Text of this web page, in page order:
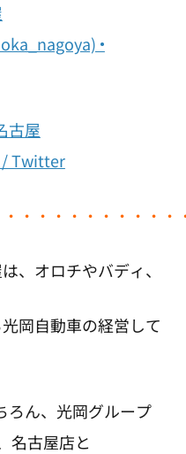
•
古屋
/ Twitter
・・・・・・・・・
、オロチやバディ、
岡自動車の経営して
ろん、光岡グループ
名古屋店と